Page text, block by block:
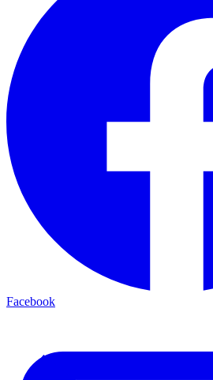
Facebook